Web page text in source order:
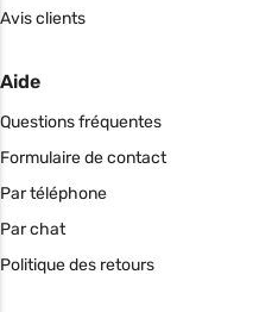
Avis clients
Aide
Questions fréquentes
Formulaire de contact
Par téléphone
Par chat
Politique des retours